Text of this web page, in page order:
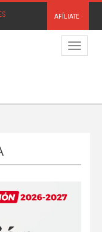
AFÍLIATE
Menú